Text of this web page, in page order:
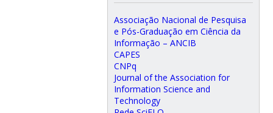
Associação Nacional de Pesquisa
e Pós-Graduação em Ciência da
Informação – ANCIB
CAPES
CNPq
Journal of the Association for
Information Science and
Technology